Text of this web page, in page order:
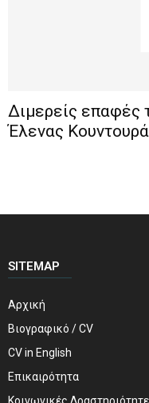
Διμερείς επαφές
Έλενας
SITEMAP
Αρχική
Βιογραφικό / CV
CV in English
Επικαιρότητα